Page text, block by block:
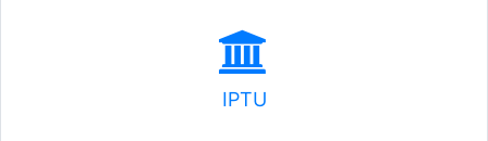
IPTU